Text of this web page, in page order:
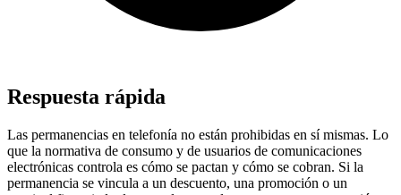
Respuesta rápida
Las permanencias en telefonía no están prohibidas en sí mismas. Lo
que la normativa de consumo y de usuarios de comunicaciones
electrónicas controla es cómo se pactan y cómo se cobran. Si la
permanencia se vincula a un descuento, una promoción o un